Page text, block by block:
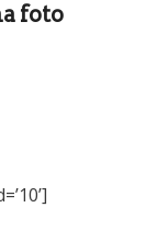
foto